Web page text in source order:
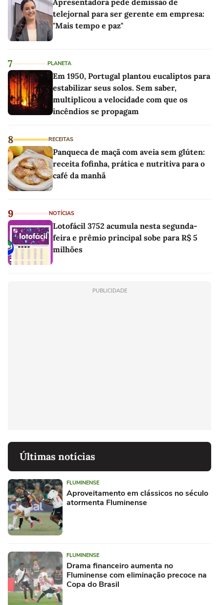
Apresentadora pede demissão de
telejornal para ser gerente em empresa:
"Mais tempo e paz"
7 PLANETA
Em 1950, Portugal plantou eucaliptos para
estabilizar seus solos. Sem saber,
multiplicou a velocidade com que os
incêndios se propagam
8 RECEITAS
Panqueca de maçã com aveia sem glúten:
receita fofinha, prática e nutritiva para o
café da manhã
9 NOTÍCIAS
Lotofácil 3752 acumula nesta segunda-
feira e prêmio principal sobe para R$ 5
milhões
PUBLICIDADE
Últimas notícias
FLUMINENSE
Aproveitamento em clássicos no século
atormenta Fluminense
FLUMINENSE
Drama financeiro aumenta no
Fluminense com eliminação precoce na
Copa do Brasil